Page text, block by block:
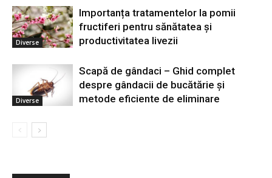
Diverse
Importanța tratamentelor la pomii
fructiferi pentru sănătatea și
productivitatea livezii
Diverse
Scapă de gândaci – Ghid complet
despre gândacii de bucătărie și
metode eficiente de eliminare